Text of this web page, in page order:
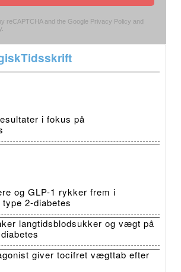
reCAPTCHA and the Google Privacy Policy and
i fokus på
og GLP-1 rykker frem i
2-diabetes
langtidsblodsukker og vægt på
giver tocifret vægttab efter